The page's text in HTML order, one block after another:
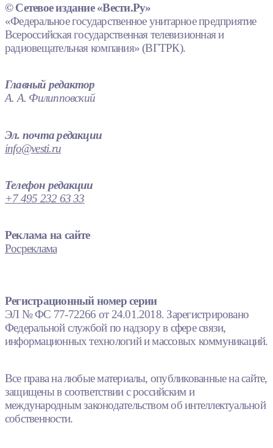
© Сетевое издание «Вести.Ру»
«Федеральное государственное унитарное предприятие
Всероссийская государственная телевизионная и
радиовещательная компания» (ВГТРК).
Главный редактор
А. А. Филипповский
Эл. почта редакции
info@vesti.ru
Телефон редакции
+7 495 232 63 33
Реклама на сайте
Росреклама
Регистрационный номер серии
ЭЛ № ФС 77-72266 от 24.01.2018. Зарегистрировано
Федеральной службой по надзору в сфере связи,
информационных технологий и массовых коммуникаций.
Все права на любые материалы, опубликованные на сайте,
защищены в соответствии с российским и
международным законодательством об интеллектуальной
собственности.